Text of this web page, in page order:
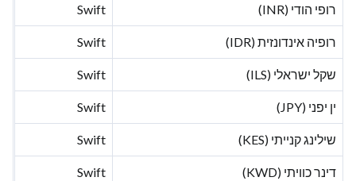
רופי הודי (INR) Swift
רופיה אינדונזית (IDR) Swift
שקל ישראלי (ILS) Swift
ין יפני (JPY) Swift
שילינג קנייתי (KES) Swift
דינר כוויתי (KWD) Swift